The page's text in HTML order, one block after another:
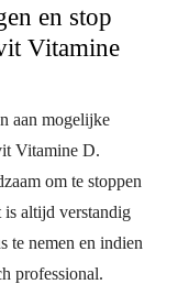
en stop
Vitamine
aan mogelijke
Vitamine D.
om te stoppen
is altijd verstandig
te nemen en indien
professional.